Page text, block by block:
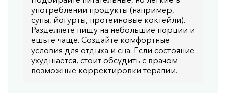
употреблении продукты (например,
супы, йогурты, протеиновые коктейли).
Разделяете пищу на небольшие порции и
ешьте чаще. Создайте комфортные
условия для отдыха и сна. Если состояние
ухудшается, стоит обсудить с врачом
возможные корректировки терапии.